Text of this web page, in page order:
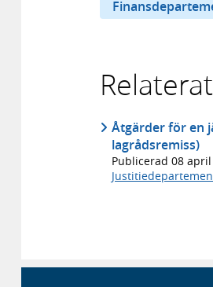
Relaterat
Åtgärder för en
lagrådsremiss)
Publicerad 08 april